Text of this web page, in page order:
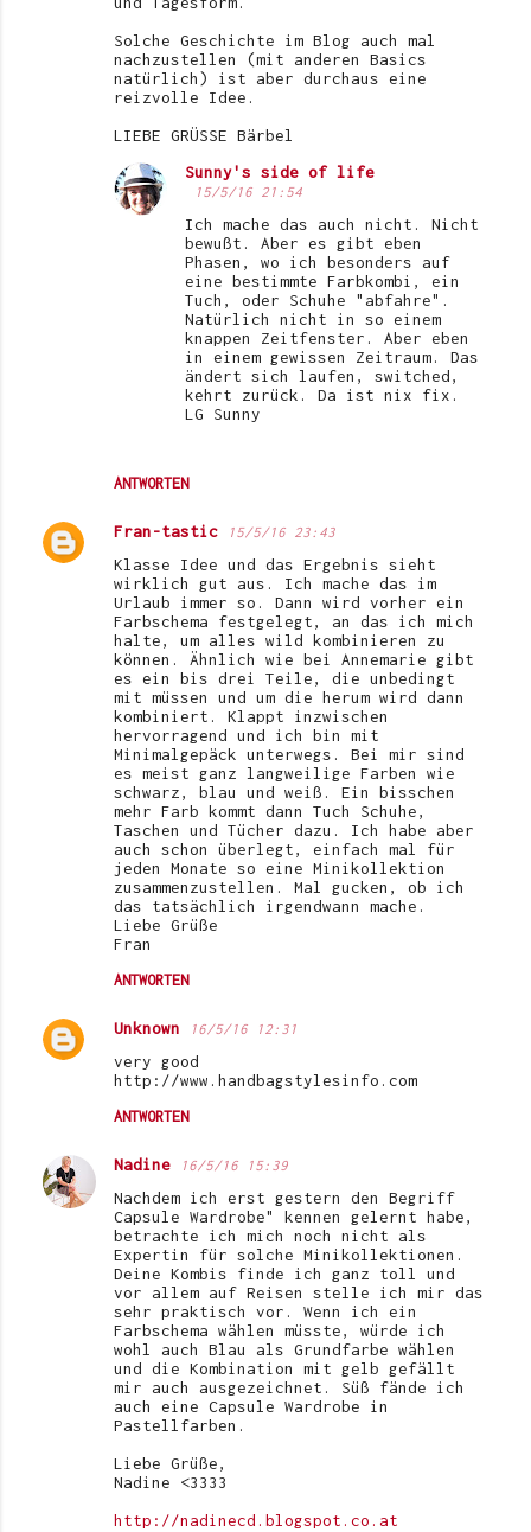
Solche Geschichte im Blog auch mal
nachzustellen (mit anderen Basics
natürlich) ist aber durchaus eine
reizvolle Idee.
LIEBE GRÜSSE Bärbel
ANTWORTEN
Sunny's side of life
15/5/16 21:54
Ich mache das auch nicht. Nicht
bewußt. Aber es gibt eben
Phasen, wo ich besonders auf
eine bestimmte Farbkombi, ein
Tuch, oder Schuhe "abfahre".
Natürlich nicht in so einem
knappen Zeitfenster. Aber eben
in einem gewissen Zeitraum. Das
ändert sich laufen, switched,
kehrt zurück. Da ist nix fix.
LG Sunny
Fran-tastic 15/5/16 23:43
Klasse Idee und das Ergebnis sieht
wirklich gut aus. Ich mache das im
Urlaub immer so. Dann wird vorher ein
Farbschema festgelegt, an das ich mich
halte, um alles wild kombinieren zu
können. Ähnlich wie bei Annemarie gibt
es ein bis drei Teile, die unbedingt
mit müssen und um die herum wird dann
kombiniert. Klappt inzwischen
hervorragend und ich bin mit
Minimalgepäck unterwegs. Bei mir sind
es meist ganz langweilige Farben wie
schwarz, blau und weiß. Ein bisschen
mehr Farb kommt dann Tuch Schuhe,
Taschen und Tücher dazu. Ich habe aber
auch schon überlegt, einfach mal für
jeden Monate so eine Minikollektion
zusammenzustellen. Mal gucken, ob ich
das tatsächlich irgendwann mache.
Liebe Grüße
Fran
ANTWORTEN
Unknown 16/5/16 12:31
very good
http://www.handbagstylesinfo.com
ANTWORTEN
Nadine 16/5/16 15:39
Nachdem ich erst gestern den Begriff
Capsule Wardrobe" kennen gelernt habe,
betrachte ich mich noch nicht als
Expertin für solche Minikollektionen.
Deine Kombis finde ich ganz toll und
vor allem auf Reisen stelle ich mir das
sehr praktisch vor. Wenn ich ein
Farbschema wählen müsste, würde ich
wohl auch Blau als Grundfarbe wählen
und die Kombination mit gelb gefällt
mir auch ausgezeichnet. Süß fände ich
auch eine Capsule Wardrobe in
Pastellfarben.
Liebe Grüße,
Nadine <3333
http://nadinecd.blogspot.co.at